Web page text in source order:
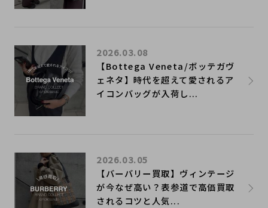
【Bottega Veneta/ボッテガヴ
ェネタ】時代を超えて愛されるア
イコンバッグが入荷し...
2026.03.08
【バーバリー買取】ヴィンテージ
が今なぜ高い？表参道で高価買取
されるコツと人気...
2026.03.05